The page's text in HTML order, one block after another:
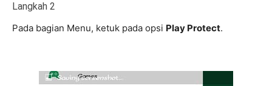
Langkah 2
Pada bagian Menu, ketuk pada opsi Play Protect.